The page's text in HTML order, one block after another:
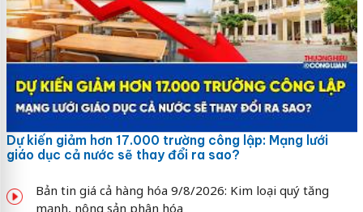
Dự kiến giảm hơn 17.000 trường công lập: Mạng lưới
giáo dục cả nước sẽ thay đổi ra sao?
Bản tin giá cả hàng hóa 9/8/2026: Kim loại quý tăng
mạnh, nông sản phân hóa